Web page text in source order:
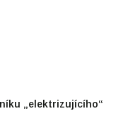
„elektrizujícího“